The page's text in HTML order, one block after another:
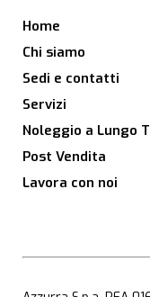
Home
Chi siamo
Sedi e contatti
Servizi
Noleggio a Lungo
Post Vendita
Lavora con noi